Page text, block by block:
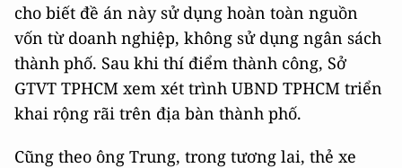
cho biết đề án này sử dụng hoàn toàn nguồn
vốn từ doanh nghiệp, không sử dụng ngân sách
thành phố. Sau khi thí điểm thành công, Sở
GTVT TPHCM xem xét trình UBND TPHCM triển
khai rộng rãi trên địa bàn thành phố.
Cũng theo ông Trung, trong tương lai, thẻ xe